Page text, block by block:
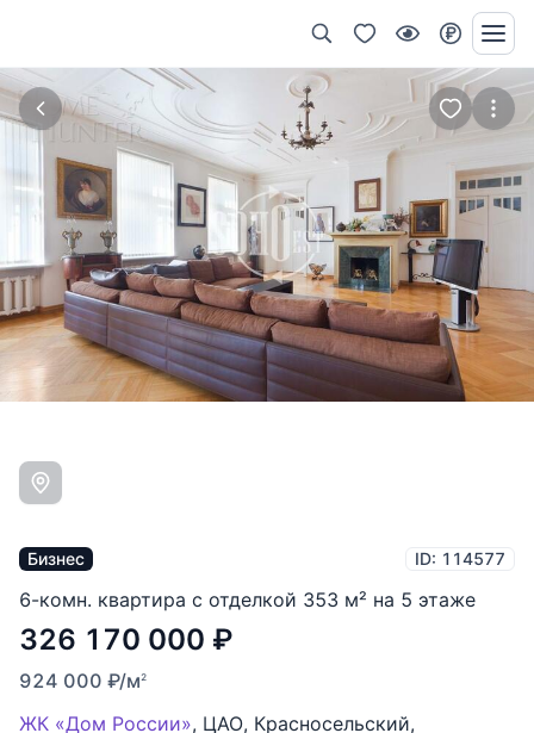
Бизнес ID: 114577
6-комн. квартира с отделкой 353 м² на 5 этаже
326 170 000 ₽
924 000 ₽/м2
ЖК «Дом России», ЦАО, Красносельский,